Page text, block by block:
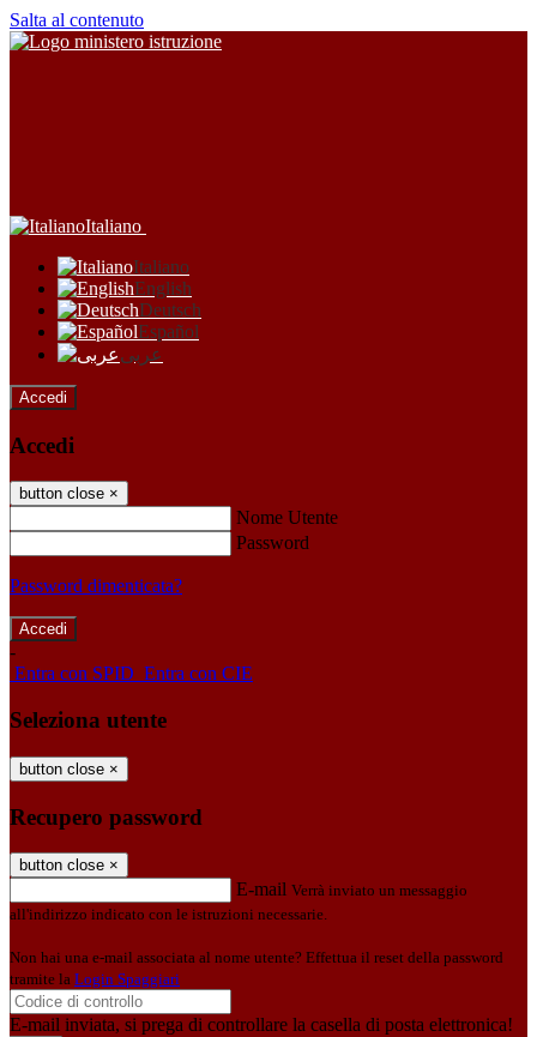
Salta al contenuto
Italiano
Italiano
English
Deutsch
Español
عربى
Accedi
Accedi
button close ×
Nome Utente
Password
Password dimenticata?
-
Entra con SPID Entra con CIE
Seleziona utente
button close ×
Recupero password
button close ×
E-mail Verrà inviato un messaggio
all'indirizzo indicato con le istruzioni necessarie.
Non hai una e-mail associata al nome utente? Effettua il reset della password
tramite la Login Spaggiari
E-mail inviata, si prega di controllare la casella di posta elettronica!